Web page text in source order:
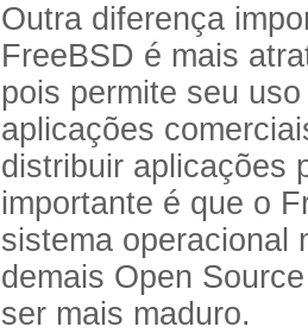
Outra diferença
FreeBSD é mais
pois permite seu
aplicações
distribuir aplicações
importante é que o
sistema operacional
demais Open
ser mais maduro.